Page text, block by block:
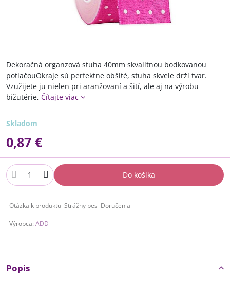
Dekoračná organzová stuha 40mm skvalitnou bodkovanou
potlačouOkraje sú perfektne obšité, stuha skvele drží tvar.
Vzužijete ju nielen pri aranžovaní a šití, ale aj na výrobu
bižutérie, Čítajte viac
Skladom
0,87 €
Do košíka
Otázka k produktu Strážny pes Doručenia
Výrobca: ADD
Popis